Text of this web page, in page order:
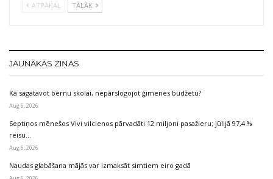
ATPAKAĻ TĀLĀK
JAUNĀKĀS ZIŅAS
Kā sagatavot bērnu skolai, nepārslogojot ģimenes budžetu?
Aug 6, 2026
Septiņos mēnešos Vivi vilcienos pārvadāti 12 miljoni pasažieru; jūlijā 97,4 %
reisu…
Aug 6, 2026
Naudas glabāšana mājās var izmaksāt simtiem eiro gadā